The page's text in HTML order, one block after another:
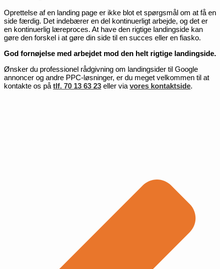
Oprettelse af en landing page er ikke blot et spørgsmål om at få en
side færdig. Det indebærer en del kontinuerligt arbejde, og det er
en kontinuerlig læreproces. At have den rigtige landingside kan
gøre den forskel i at gøre din side til en succes eller en fiasko.
God fornøjelse med arbejdet mod den helt rigtige landingside.
Ønsker du professionel rådgivning om landingsider til Google
annoncer og andre PPC-løsninger, er du meget velkommen til at
kontakte os på tlf. 70 13 63 23 eller via vores kontaktside.